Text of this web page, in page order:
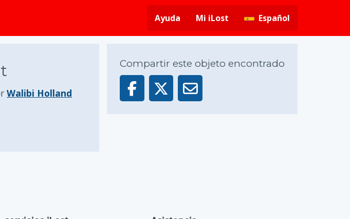
Ayuda Mi iLost Español
Walibi Holland
Compartir este objeto encontrado